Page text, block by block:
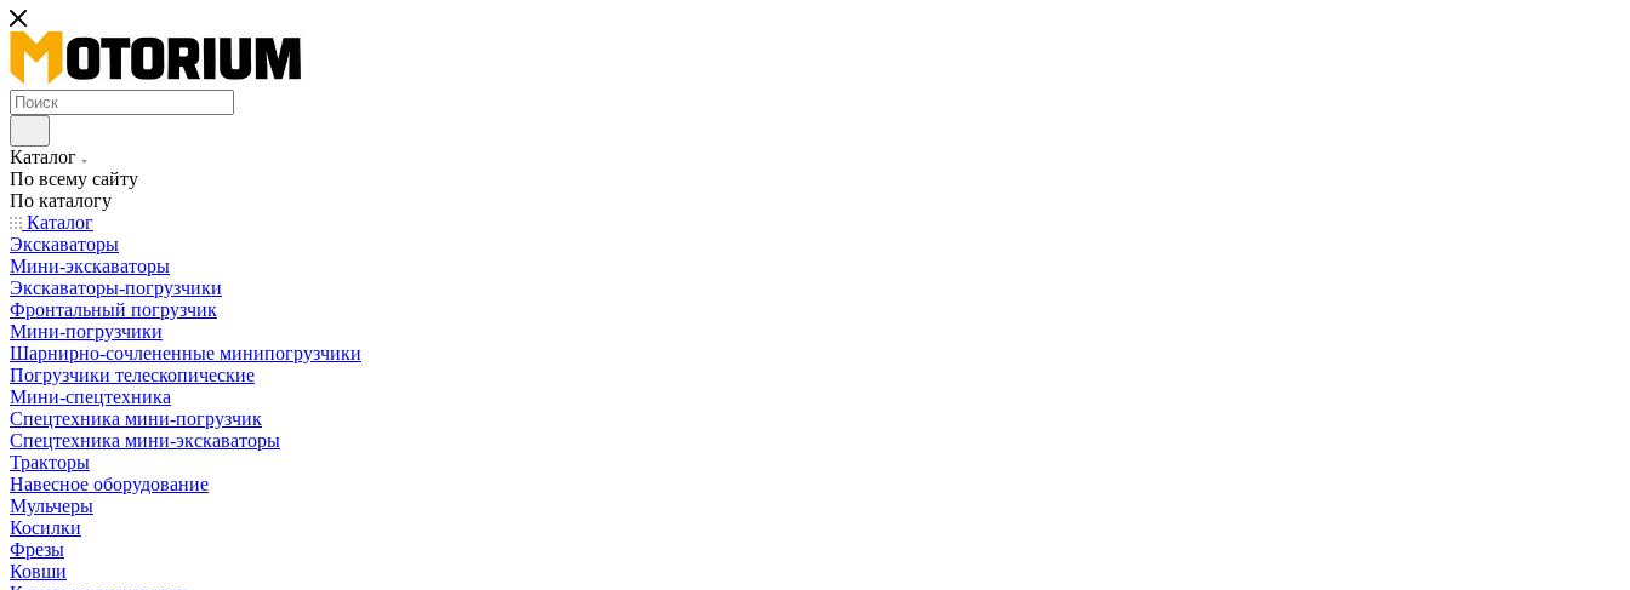
Каталог
По всему сайту
По каталогу
Каталог
Экскаваторы
Мини-экскаваторы
Экскаваторы-погрузчики
Фронтальный погрузчик
Мини-погрузчики
Шарнирно-сочлененные минипогрузчики
Погрузчики телескопические
Мини-спецтехника
Спецтехника мини-погрузчик
Спецтехника мини-экскаваторы
Тракторы
Навесное оборудование
Мульчеры
Косилки
Фрезы
Ковши